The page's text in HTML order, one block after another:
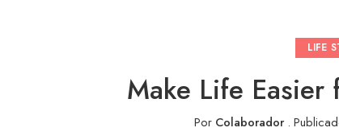
LIFE
Make Life
Por Colaborador.